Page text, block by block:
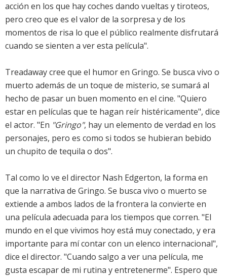
acción en los que hay coches dando vueltas y tiroteos,
pero creo que es el valor de la sorpresa y de los
momentos de risa lo que el público realmente disfrutará
cuando se sienten a ver esta película".
Treadaway cree que el humor en Gringo. Se busca vivo o
muerto además de un toque de misterio, se sumará al
hecho de pasar un buen momento en el cine. "Quiero
estar en películas que te hagan reír histéricamente", dice
el actor. "En "Gringo", hay un elemento de verdad en los
personajes, pero es como si todos se hubieran bebido
un chupito de tequila o dos".
Tal como lo ve el director Nash Edgerton, la forma en
que la narrativa de Gringo. Se busca vivo o muerto se
extiende a ambos lados de la frontera la convierte en
una película adecuada para los tiempos que corren. "El
mundo en el que vivimos hoy está muy conectado, y era
importante para mí contar con un elenco internacional",
dice el director. "Cuando salgo a ver una película, me
gusta escapar de mi rutina y entretenerme". Espero que